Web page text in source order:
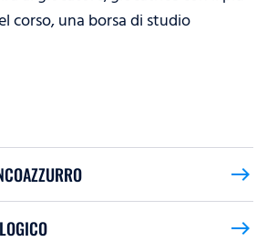
corso, una borsa di studio
east
east